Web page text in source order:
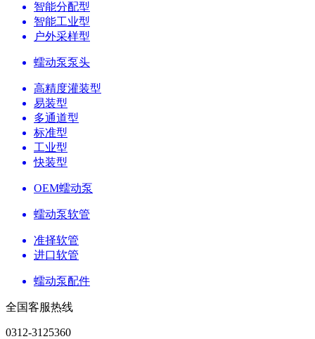
智能分配型
智能工业型
户外采样型
蠕动泵泵头
高精度灌装型
易装型
多通道型
标准型
工业型
快装型
OEM蠕动泵
蠕动泵软管
准择软管
进口软管
蠕动泵配件
全国客服热线
0312-3125360